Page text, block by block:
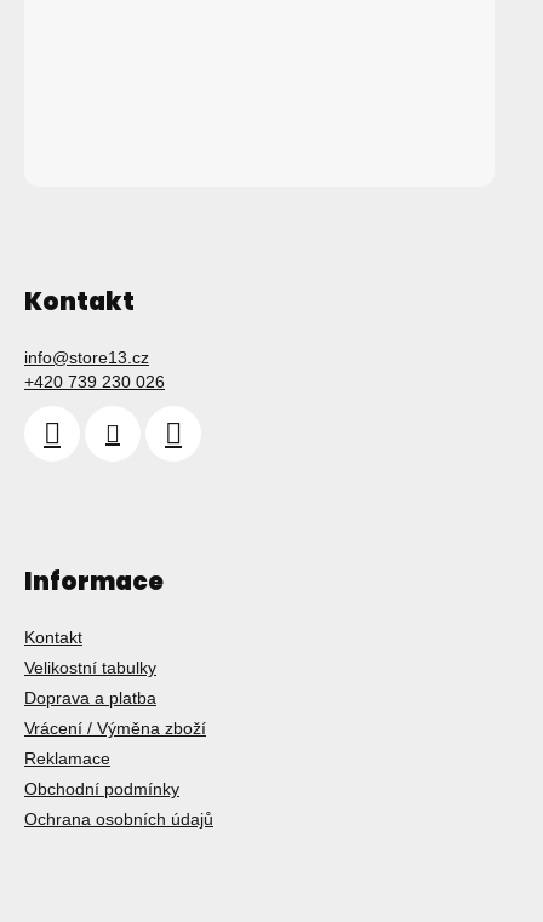
Kontakt
info@store13.cz
+420 739 230 026
Informace
Kontakt
Velikostní tabulky
Doprava a platba
Vrácení / Výměna zboží
Reklamace
Obchodní podmínky
Ochrana osobních údajů